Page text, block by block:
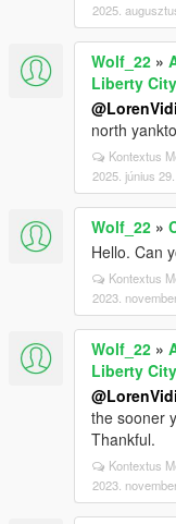
2025.
Wolf_22 »
Liberty
north
Kontextus
2025. június 29.
Wolf_22 »
Hello. Can
Kontextus
2023.
Wolf_22 »
Liberty
the sooner
Thankful.
Kontextus
2023.